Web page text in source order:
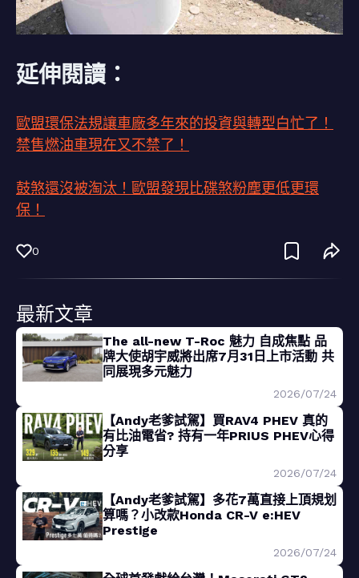
延伸閱讀：
歐盟環保法規讓車廠多年來的投資與轉型白忙了！
禁售燃油車現在又不禁了！
鼓煞還沒被淘汰！歐盟發現比碟煞粉塵更低更環
保！
0
最新文章
The all-new T-Roc 魅力 自成焦點 品
牌大使胡宇威將出席7月31日上市活動 共
同展現多元魅力
2026/07/24
【Andy老爹試駕】買RAV4 PHEV 真的
有比油電省? 持有一年PRIUS PHEV心得
分享
2026/07/24
【Andy老爹試駕】多花7萬直接上頂規划
算嗎？小改款Honda CR-V e:HEV
Prestige
2026/07/24